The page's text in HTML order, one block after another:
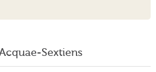
Sextiens